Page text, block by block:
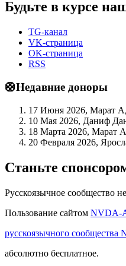
Будьте в курсе
TG-канал
VK-страница
OK-страница
RSS
🛟Недавние доноры
17 Июня 2026, Марат
10 Мая 2026, Даниф
18 Марта 2026, Марат
20 Февраля 2026,
Станьте
Русскоязычное сообщество
Пользование сайтом NVDA-
русскоязычного сообщества
абсолютно бесплатное.